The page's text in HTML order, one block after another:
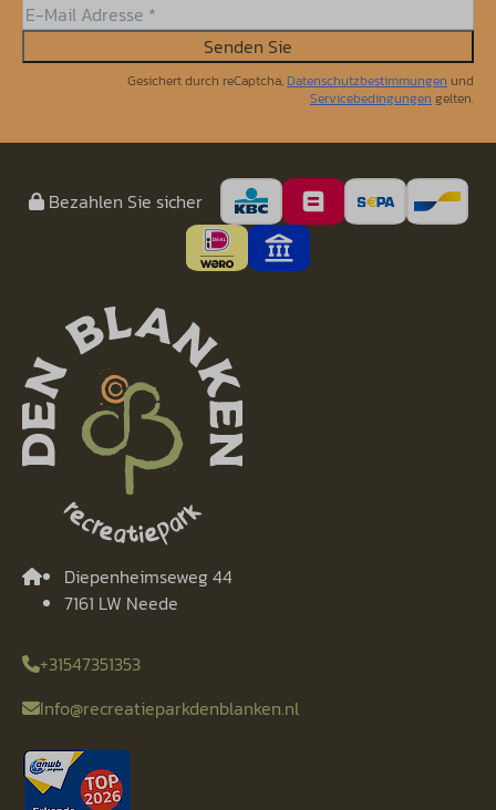
Senden Sie
Gesichert durch reCaptcha, Datenschutzbestimmungen und
Servicebedingungen gelten.
Bezahlen Sie sicher
Diepenheimseweg 44
7161 LW Neede
+31547351353
Info@recreatieparkdenblanken.nl